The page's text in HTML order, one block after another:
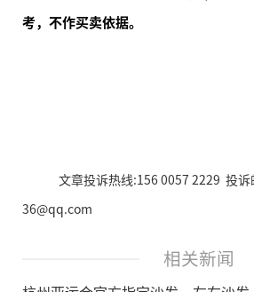
考，不作买卖依据。
文章投诉热线:156 0057 2229 投
36@qq.com
相关新闻